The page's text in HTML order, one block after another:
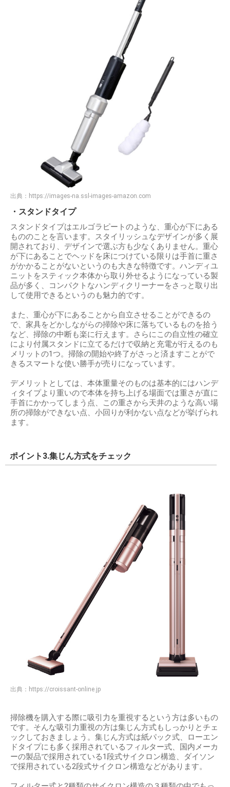
出典： https://images-na.ssl-images-amazon.com
・スタンドタイプ
スタンドタイプはエルゴラピートのような、重心が下にある
もののことを言います。スタイリッシュなデザインが多く展
開されており、デザインで選ぶ方も少なくありません。重心
が下にあることでヘッドを床につけている限りは手首に重さ
がかかることがないというのも大きな特徴です。ハンディユ
ニットをスティック本体から取り外せるようになっている製
品が多く、コンパクトなハンディクリーナーをさっと取り出
して使用できるというのも魅力的です。
また、重心が下にあることから自立させることができるの
で、家具をどかしながらの掃除や床に落ちているものを拾う
など、掃除の中断も楽に行えます。さらにこの自立性の確立
により付属スタンドに立てるだけで収納と充電が行えるのも
メリットの1つ。掃除の開始や終了がさっと済ますことがで
きるスマートな使い勝手が売りになっています。
デメリットとしては、本体重量そのものは基本的にはハンデ
ィタイプより重いので本体を持ち上げる場面では重さが直に
手首にかかってしまう点、この重さから天井のような高い場
所の掃除ができない点、小回りが利かない点などが挙げられ
ます。
ポイント3.集じん方式をチェック
出典： https://croissant-online.jp
掃除機を購入する際に吸引力を重視するという方は多いもの
です。そんな吸引力重視の方は集じん方式もしっかりとチェ
ックしておきましょう。集じん方式は紙パック式、ローエン
ドタイプにも多く採用されているフィルター式、国内メーカ
ーの製品で採用されている1段式サイクロン構造、ダイソン
で採用されている2段式サイクロン構造などがあります。